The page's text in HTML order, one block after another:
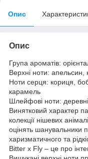
Опис
Опис
Група ароматів:
Верхні ноти: апельсин,
Ноти серця: кориця,
карамель
Шлейфові ноти:
Винятковий характер
колекції нішевих
оцінять шанувальники
харизматичного та
Bitter x Fly – це про